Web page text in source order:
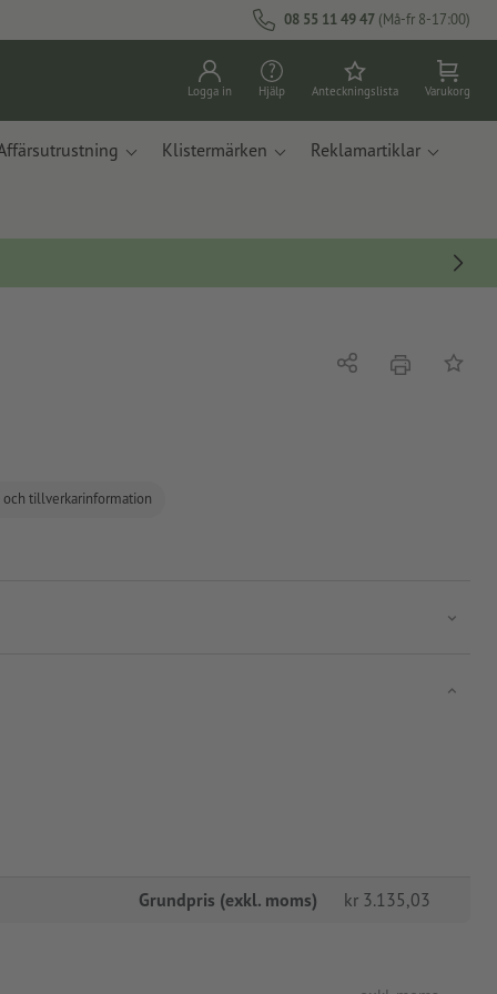
08 55 11 49 47 (Må-fr 8-17:00)
Logga in Hjälp Anteckningslista Varukorg
Klistermärken Reklamartiklar
och tillverkarinformation
Dela erbjudande
På
Grundpris (exkl. moms) kr 3.135,03